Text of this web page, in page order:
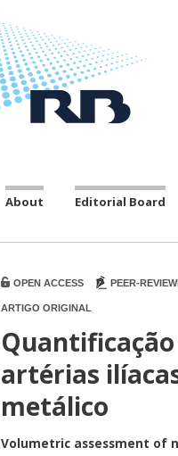
About Editorial Board
OPEN ACCESS PEER-
ARTIGO ORIGINAL
artérias
metálico
Volumetric assessment